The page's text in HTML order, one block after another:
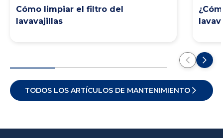
Cómo limpiar el filtro del
lavavajillas
TODOS LOS ARTÍCULOS DE MANTENIMIENTO